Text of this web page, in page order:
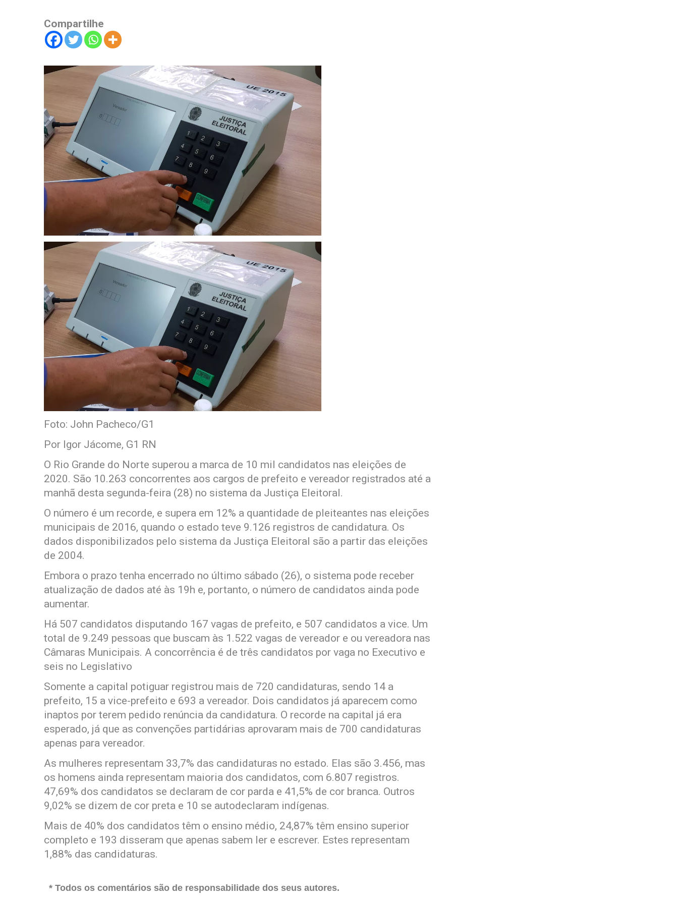
Compartilhe
Foto: John Pacheco/G1
Por Igor Jácome, G1 RN
O Rio Grande do Norte superou a marca de 10 mil candidatos nas eleições de
2020. São 10.263 concorrentes aos cargos de prefeito e vereador registrados até a
manhã desta segunda-feira (28) no sistema da Justiça Eleitoral.
O número é um recorde, e supera em 12% a quantidade de pleiteantes nas eleições
municipais de 2016, quando o estado teve 9.126 registros de candidatura. Os
dados disponibilizados pelo sistema da Justiça Eleitoral são a partir das eleições
de 2004.
Embora o prazo tenha encerrado no último sábado (26), o sistema pode receber
atualização de dados até às 19h e, portanto, o número de candidatos ainda pode
aumentar.
Há 507 candidatos disputando 167 vagas de prefeito, e 507 candidatos a vice. Um
total de 9.249 pessoas que buscam às 1.522 vagas de vereador e ou vereadora nas
Câmaras Municipais. A concorrência é de três candidatos por vaga no Executivo e
seis no Legislativo
Somente a capital potiguar registrou mais de 720 candidaturas, sendo 14 a
prefeito, 15 a vice-prefeito e 693 a vereador. Dois candidatos já aparecem como
inaptos por terem pedido renúncia da candidatura. O recorde na capital já era
esperado, já que as convenções partidárias aprovaram mais de 700 candidaturas
apenas para vereador.
As mulheres representam 33,7% das candidaturas no estado. Elas são 3.456, mas
os homens ainda representam maioria dos candidatos, com 6.807 registros.
47,69% dos candidatos se declaram de cor parda e 41,5% de cor branca. Outros
9,02% se dizem de cor preta e 10 se autodeclaram indígenas.
Mais de 40% dos candidatos têm o ensino médio, 24,87% têm ensino superior
completo e 193 disseram que apenas sabem ler e escrever. Estes representam
1,88% das candidaturas.
* Todos os comentários são de responsabilidade dos seus autores.